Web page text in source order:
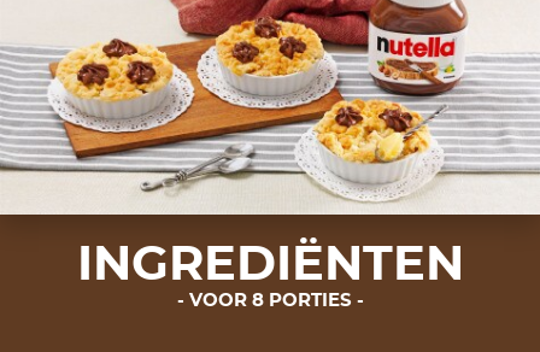
INGREDIËNTEN
VOOR 8 PORTIES